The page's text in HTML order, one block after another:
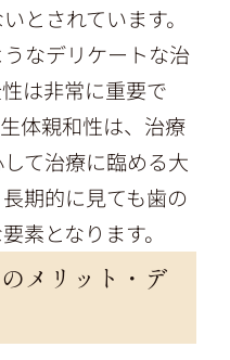
とされています。
なデリケートな治
は非常に重要で
体親和性は、治療
て治療に臨める大
期的に見ても歯の
素となります。
メリット・デ